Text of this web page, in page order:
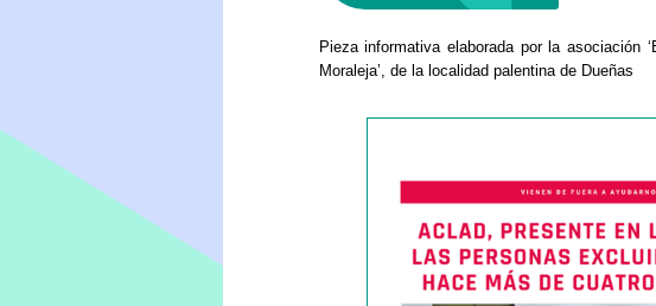
Pieza informativa elaborada por la asociación
Moraleja’, de la localidad palentina de Dueñas